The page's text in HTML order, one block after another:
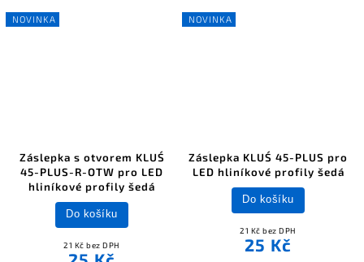
NOVINKA
Záslepka s otvorem KLUŚ
45-PLUS-R-OTW pro LED
hliníkové profily šedá
21 Kč bez DPH
Do košíku
NOVINKA
Záslepka KLUŚ 45-PLUS pro
LED hliníkové profily šedá
21 Kč bez DPH
25 Kč
Do košíku